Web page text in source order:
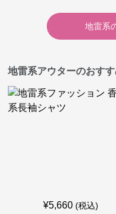
地雷系
地雷系アウターのおす
¥5,660 (税込)